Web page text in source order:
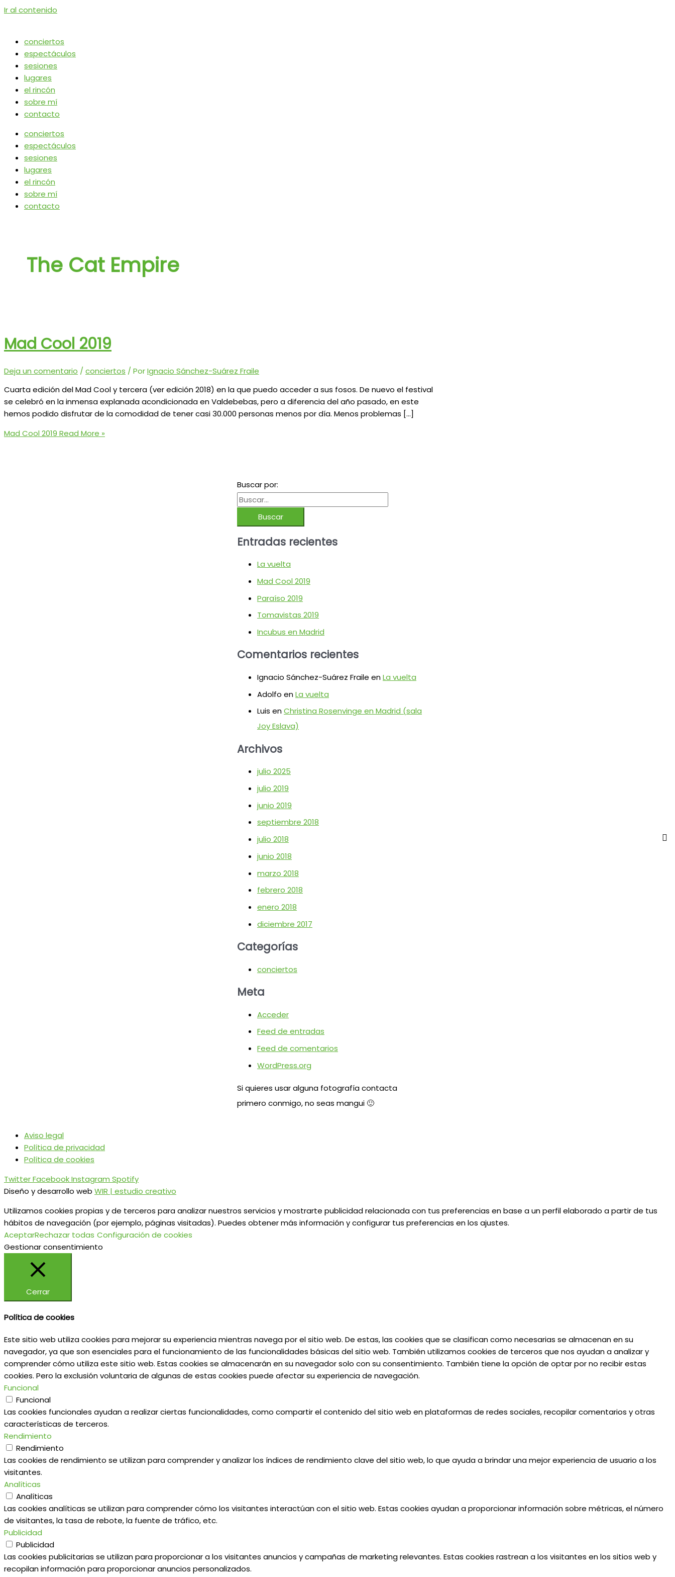
Ir al contenido
conciertos
espectáculos
sesiones
lugares
el rincón
sobre mí
contacto
conciertos
espectáculos
sesiones
lugares
el rincón
sobre mí
contacto
The Cat Empire
Mad Cool 2019
Deja un comentario / conciertos / PorIgnacio Sánchez-Suárez Fraile
Cuarta edición del Mad Cool y tercera (ver edición 2018) en la que puedo acceder a sus fosos. De nuevo el festival
se celebró en la inmensa explanada acondicionada en Valdebebas, pero a diferencia del año pasado, en este
hemos podido disfrutar de la comodidad de tener casi 30.000 personas menos por día. Menos problemas […]
Mad Cool 2019 Read More »
Buscar por:
Entradas recientes
La vuelta
Mad Cool 2019
Paraíso 2019
Tomavistas 2019
Incubus en Madrid
Comentarios recientes
Ignacio Sánchez-Suárez Fraile enLa vuelta
Adolfo enLa vuelta
Luis enChristina Rosenvinge en Madrid (sala
Joy Eslava)
Archivos
julio 2025
julio 2019
junio 2019
septiembre 2018
julio 2018
junio 2018
marzo 2018
febrero 2018
enero 2018
diciembre 2017
Categorías
conciertos
Meta
Acceder
Feed de entradas
Feed de comentarios
WordPress.org
Si quieres usar alguna fotografía contacta
primero conmigo, no seas mangui 🙂
Aviso legal
Política de privacidad
Política de cookies
TwitterFacebookInstagram Spotify
Diseño y desarrollo web WIR | estudio creativo
Utilizamos cookies propias y de terceros para analizar nuestros servicios y mostrarte publicidad relacionada con tus preferencias en base a un perfil elaborado a partir de tus
hábitos de navegación (por ejemplo, páginas visitadas). Puedes obtener más información y configurar tus preferencias en los ajustes.
AceptarRechazar todas Configuración de cookies
Gestionar consentimiento
Cerrar
Política de cookies
Este sitio web utiliza cookies para mejorar su experiencia mientras navega por el sitio web. De estas, las cookies que se clasifican como necesarias se almacenan en su
navegador, ya que son esenciales para el funcionamiento de las funcionalidades básicas del sitio web. También utilizamos cookies de terceros que nos ayudan a analizar y
comprender cómo utiliza este sitio web. Estas cookies se almacenarán en su navegador solo con su consentimiento. También tiene la opción de optar por no recibir estas
cookies. Pero la exclusión voluntaria de algunas de estas cookies puede afectar su experiencia de navegación.
Funcional
Funcional
Las cookies funcionales ayudan a realizar ciertas funcionalidades, como compartir el contenido del sitio web en plataformas de redes sociales, recopilar comentarios y otras
características de terceros.
Rendimiento
Rendimiento
Las cookies de rendimiento se utilizan para comprender y analizar los índices de rendimiento clave del sitio web, lo que ayuda a brindar una mejor experiencia de usuario a los
visitantes.
Analíticas
Analíticas
Las cookies analíticas se utilizan para comprender cómo los visitantes interactúan con el sitio web. Estas cookies ayudan a proporcionar información sobre métricas, el número
de visitantes, la tasa de rebote, la fuente de tráfico, etc.
Publicidad
Publicidad
Las cookies publicitarias se utilizan para proporcionar a los visitantes anuncios y campañas de marketing relevantes. Estas cookies rastrean a los visitantes en los sitios web y
recopilan información para proporcionar anuncios personalizados.